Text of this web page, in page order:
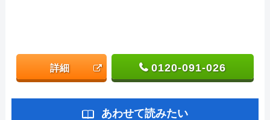
詳細 0120-091-026
あわせて読みたい